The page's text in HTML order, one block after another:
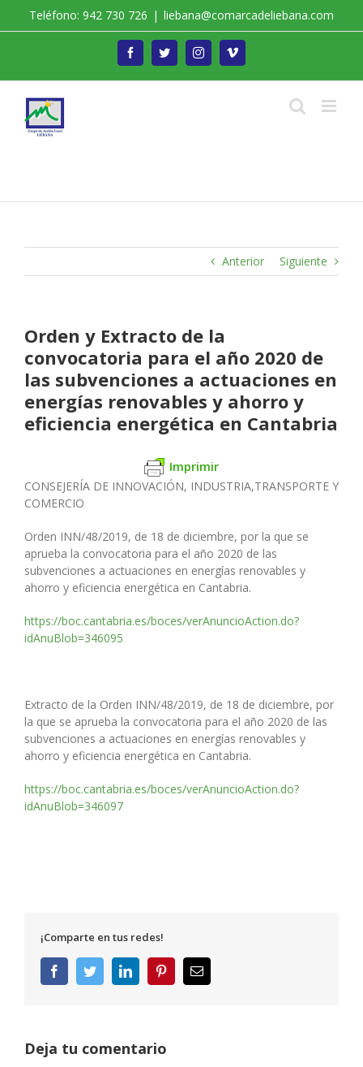
Teléfono: 942 730 726 | liebana@comarcadeliebana.com
FacebookTwitterInstagramVimeo
Anterior Siguiente
Orden y Extracto de la
convocatoria para el año 2020 de
las subvenciones a actuaciones en
energías renovables y ahorro y
eficiencia energética en Cantabria
Imprimir
CONSEJERÍA DE INNOVACIÓN, INDUSTRIA,TRANSPORTE Y
COMERCIO
Orden INN/48/2019, de 18 de diciembre, por la que se
aprueba la convocatoria para el año 2020 de las
subvenciones a actuaciones en energías renovables y
ahorro y eficiencia energética en Cantabria.
https://boc.cantabria.es/boces/verAnuncioAction.do?
idAnuBlob=346095
Extracto de la Orden INN/48/2019, de 18 de diciembre, por
la que se aprueba la convocatoria para el año 2020 de las
subvenciones a actuaciones en energías renovables y
ahorro y eficiencia energética en Cantabria.
https://boc.cantabria.es/boces/verAnuncioAction.do?
idAnuBlob=346097
¡Comparte en tus redes!
FacebookTwitterLinkedInPinterestCorreo
electrónico
Deja tu comentario